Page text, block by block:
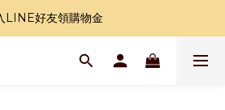
LINE好友領購物金
LINE好友領購物金
全站滿1000免運